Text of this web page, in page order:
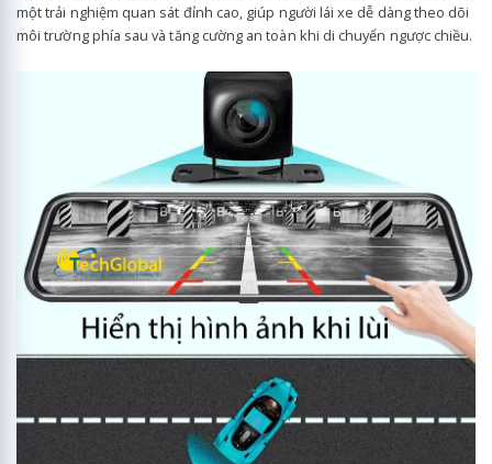
một trải nghiệm quan sát đỉnh cao, giúp người lái xe dễ dàng theo dõi
môi trường phía sau và tăng cường an toàn khi di chuyển ngược chiều.